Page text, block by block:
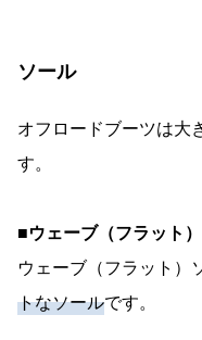
ソール
オフロードブーツは大
す。
■ウェーブ（フラット
ウェーブ（フラット）
トなソールです。